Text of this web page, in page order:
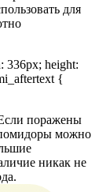
для
336px; height:
{
поражены
можно
никак не